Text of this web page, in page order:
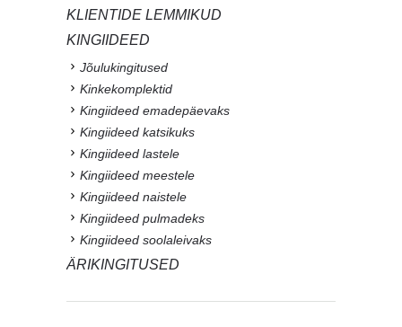
KLIENTIDE LEMMIKUD
KINGIIDEED
Jõulukingitused
Kinkekomplektid
Kingiideed emadepäevaks
Kingiideed katsikuks
Kingiideed lastele
Kingiideed meestele
Kingiideed naistele
Kingiideed pulmadeks
Kingiideed soolaleivaks
ÄRIKINGITUSED